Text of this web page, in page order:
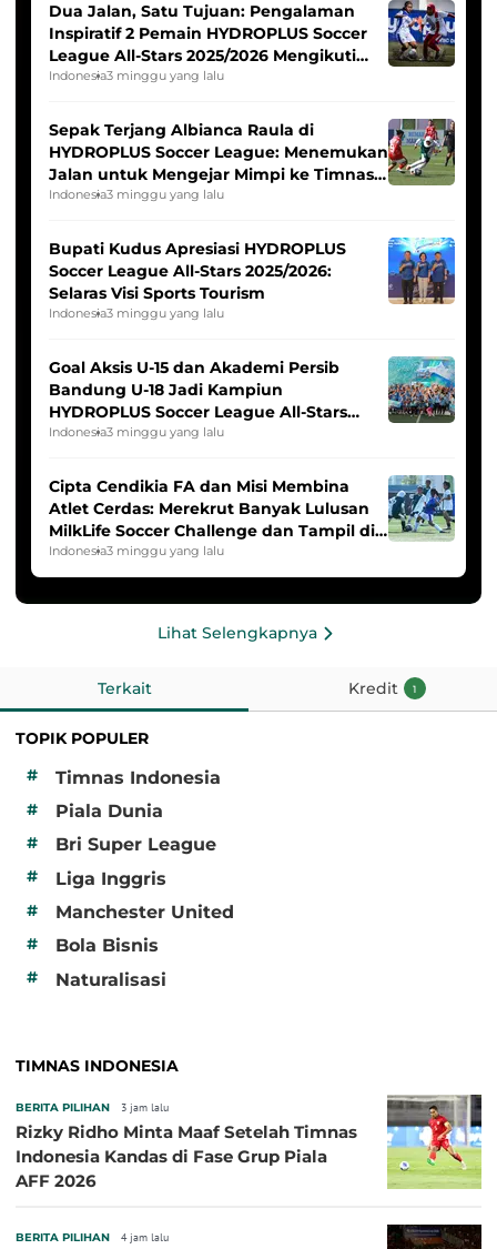
Dua Jalan, Satu Tujuan: Pengalaman
Inspiratif 2 Pemain HYDROPLUS Soccer
League All-Stars 2025/2026 Mengikuti
Seleksi Timnas Indonesia Putri
Indonesia3 minggu yang lalu
Sepak Terjang Albianca Raula di
HYDROPLUS Soccer League: Menemukan
Jalan untuk Mengejar Mimpi ke Timnas
Indonesia Putri
Indonesia3 minggu yang lalu
Bupati Kudus Apresiasi HYDROPLUS
Soccer League All-Stars 2025/2026:
Selaras Visi Sports Tourism
Indonesia3 minggu yang lalu
Goal Aksis U-15 dan Akademi Persib
Bandung U-18 Jadi Kampiun
HYDROPLUS Soccer League All-Stars
2025/2026
Indonesia3 minggu yang lalu
Cipta Cendikia FA dan Misi Membina
Atlet Cerdas: Merekrut Banyak Lulusan
MilkLife Soccer Challenge dan Tampil di
HYDROPLUS Soccer League
Indonesia3 minggu yang lalu
Lihat Selengkapnya
Terkait Kredit 1
TOPIK POPULER
#
Timnas Indonesia
# Piala Dunia
# Bri Super League
# Liga Inggris
# Manchester United
# Bola Bisnis
# Naturalisasi
TIMNAS INDONESIA
BERITA PILIHAN 3 jam lalu
Rizky Ridho Minta Maaf Setelah Timnas
Indonesia Kandas di Fase Grup Piala
AFF 2026
BERITA PILIHAN 4 jam lalu